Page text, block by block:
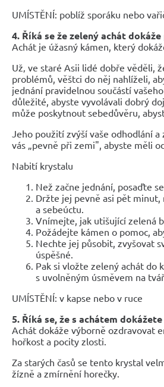
UMÍSTĚNÍ: poblíž sporáku nebo
4. Říká se že zelený achát
Achát je úžasný kámen, který
Už‚ ve staré Asii lidé dobře věděli,
problémů, věštci do něj nahlíželi,
jednání pravidelnou součástí
důležité, abyste vyvolávali dobrý
může poskytnout sebedůvěru,
Jeho použití zvýší vaše odhodlání
vás „pevně při zemi", abyste měli
Nabití krystalu
Než začne jednání, posaďte
Držte jej pevně asi pět minut,
a sebeúctu.
Vnímejte, jak utišující zelená
Požádejte kámen o pomoc,
Nechte jej působit, zvyšovat
úspěšné.
Pak si vložte zelený achát do
s uvolněným úsměvem na
UMÍSTĚNÍ: v kapse nebo v ruce
5. Říká se, že s achátem
Achát dokáže výborně ozdravovat
hořkost a pocity zlosti.
Za starých časů se tento krystal
žízně a zmírnění horečky.